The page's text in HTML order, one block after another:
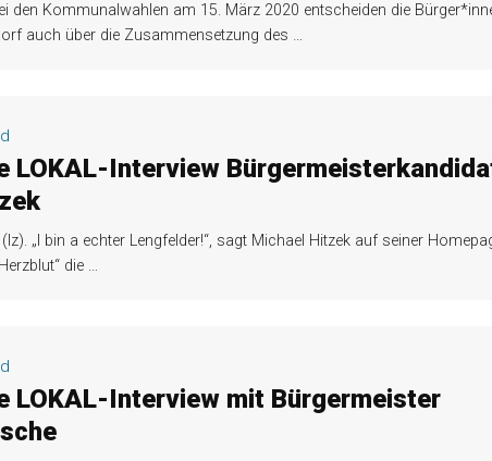
den Kommunalwahlen am 15. März 2020 entscheiden die
auch über die Zusammensetzung des …
LOKAL-Interview
(lz). „I bin a echter Lengfelder!“, sagt Michael Hitzek auf seiner
die …
LOKAL-Interview mit Bürgermeister